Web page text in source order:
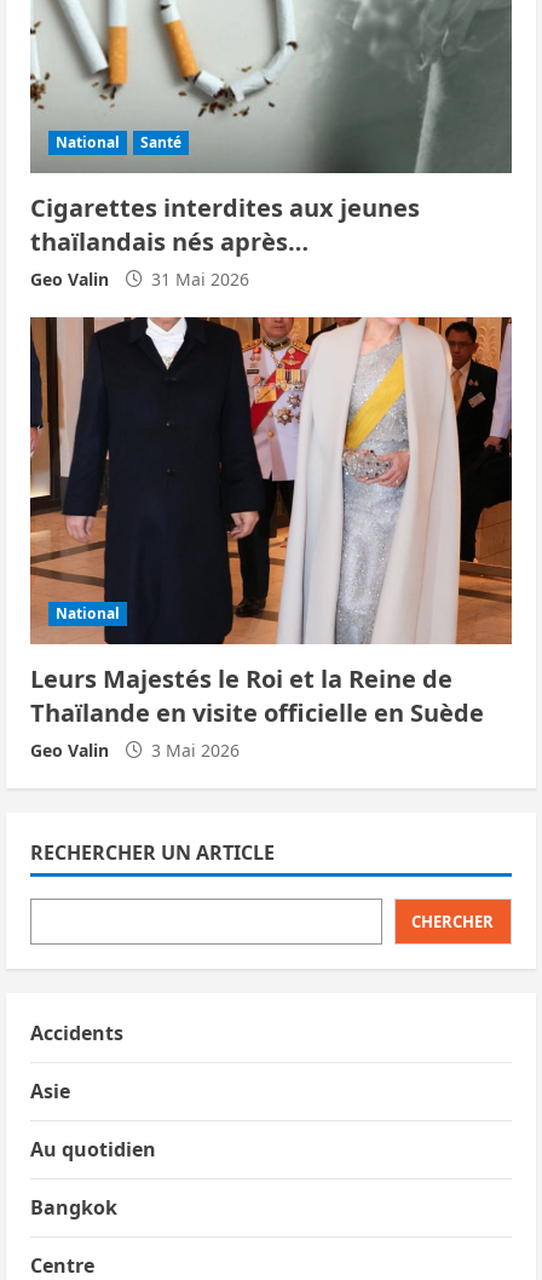
National Santé
Cigarettes interdites aux jeunes
thaïlandais nés après…
Geo Valin 31 Mai 2026
National
Leurs Majestés le Roi et la Reine de
Thaïlande en visite officielle en Suède
Geo Valin 3 Mai 2026
RECHERCHER UN ARTICLE
CHERCHER
Accidents
Asie
Au quotidien
Bangkok
Centre